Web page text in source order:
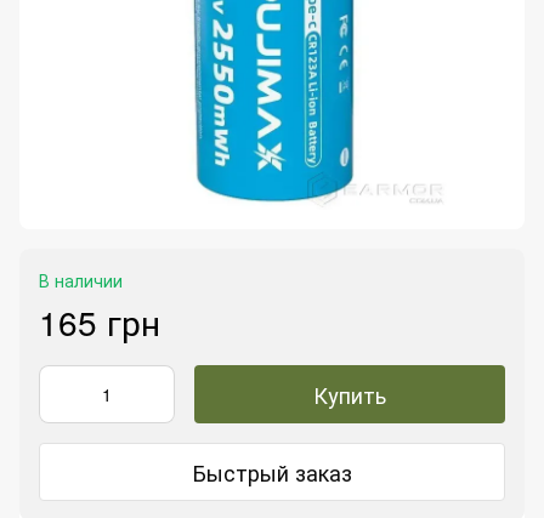
В наличии
165 грн
Купить
Быстрый заказ